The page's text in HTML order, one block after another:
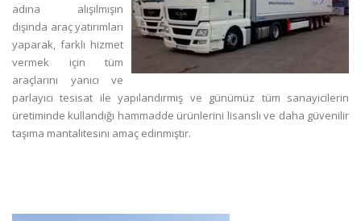
adına alışılmışın
dışında araç yatırımları
yaparak, farklı hizmet
vermek için tüm
araçlarını yanıcı ve
parlayıcı tesisat ile yapılandırmış ve günümüz tüm sanayicilerin
üretiminde kullandığı hammadde ürünlerini lisanslı ve daha güvenilir
taşıma mantalitesini amaç edinmiştir.